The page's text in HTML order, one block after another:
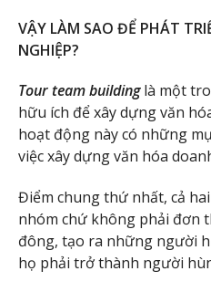
VẬY LÀM SAO ĐỂ PHÁT
NGHIỆP?
Tour team buildinglà một
hữu ích để xây dựng văn
hoạt động này có những
việc xây dựng văn hóa
Điểm chung thứ nhất, cả
nhóm chứ không phải đơn
đông, tạo ra những người
họ phải trở thành người